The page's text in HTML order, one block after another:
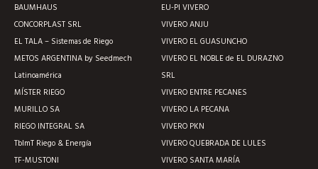
BAUMHAUS
CONCORPLAST SRL
EL TALA – Sistemas de Riego
METOS ARGENTINA by Seedmech
Latinoamérica
MÍSTER RIEGO
MURILLO SA
RIEGO INTEGRAL SA
TblmT Riego & Energía
TF-MUSTONI
EU-PI VIVERO
VIVERO ANJU
VIVERO EL GUASUNCHO
VIVERO EL NOBLE de EL DURAZNO
SRL
VIVERO ENTRE PECANES
VIVERO LA PECANA
VIVERO PKN
VIVERO QUEBRADA DE LULES
VIVERO SANTA MARÍA